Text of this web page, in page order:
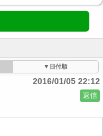
▼日付順
2016/01/05 22:12
返信